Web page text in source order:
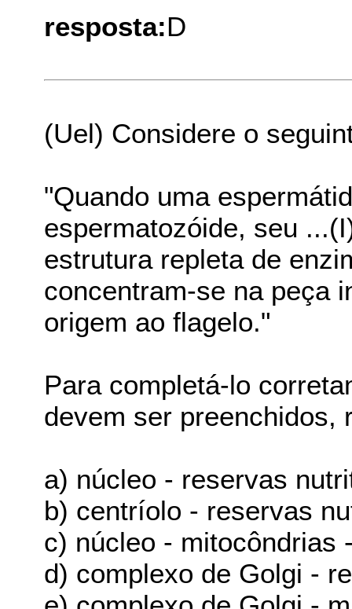
resposta:D
(Uel) Considere o
"Quando uma
espermatozóide, seu
estrutura repleta de
concentram-se na peça
origem ao flagelo."
Para completá-lo
devem ser preenchidos,
a) núcleo - reservas
b) centríolo - reservas
c) núcleo - mitocôndrias
d) complexo de Golgi -